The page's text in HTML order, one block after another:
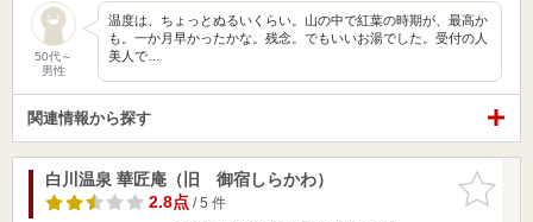
50代～
男性
温度は、ちょっとぬるいくらい。山の中で紅葉の時期が、最高か
も。一か月早かったかな。残念。でもいいお湯でした。受付の人
美人で…
関連情報から探す
お気に入
りに追加
白川温泉 華匠庵（旧 御宿しらかわ）
2.8点/ 5 件